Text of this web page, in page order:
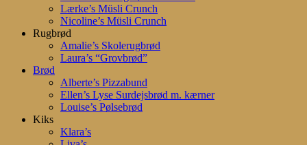
Lærke’s Müsli Crunch
Nicoline’s Müsli Crunch
Rugbrød
Amalie’s Skolerugbrød
Laura’s “Grovbrød”
Brød
Alberte’s Pizzabund
Ellen’s Lyse Surdejsbrød m. kærner
Louise’s Pølsebrød
Kiks
Klara’s